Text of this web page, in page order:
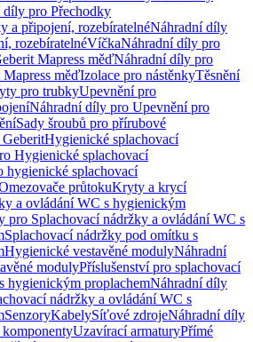
díly pro Přechodky
a připojení, rozebíratelnéNáhradní díly
rozebíratelnéVíčkaNáhradní díly pro
Mapress měďNáhradní díly pro
měďIzolace pro nástěnkyTěsnění
pro trubkyUpevnění pro
Náhradní díly pro Upevnění pro
Sady šroubů pro přírubové
Hygienické splachovací
Hygienické splachovací
hygienické splachovací
průtokuKryty a krycí
a ovládání WC s hygienickým
pro Splachovací nádržky a ovládání WC s
Splachovací nádržky pod omítku s
Hygienické vestavěné modulyNáhradní
modulyPříslušenství pro splachovací
hygienickým proplachemNáhradní díly
nádržky a ovládání WC s
SenzoryKabelySíťové zdrojeNáhradní díly
Uzavírací armaturyPřímé